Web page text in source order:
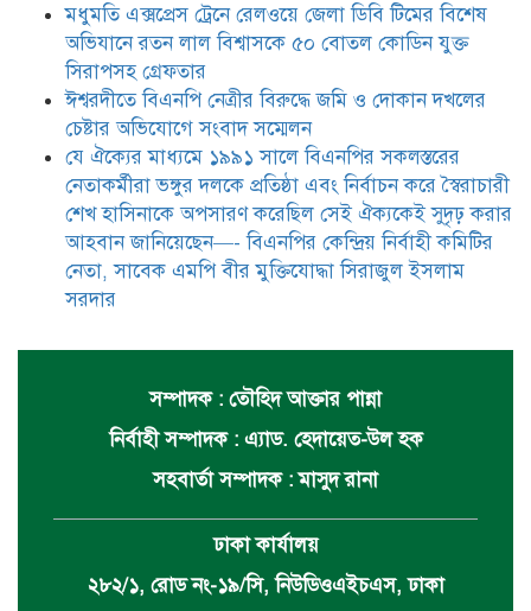
মধুমতি এক্সপ্রেস ট্রেনে রেলওয়ে জেলা ডিবি টিমের বিশেষ
অভিযানে রতন লাল বিশ্বাসকে ৫০ বোতল কোডিন যুক্ত
সিরাপসহ গ্রেফতার
ঈশ্বরদীতে বিএনপি নেত্রীর বিরুদ্ধে জমি ও দোকান দখলের
চেষ্টার অভিযোগে সংবাদ সম্মেলন
যে ঐক্যের মাধ্যমে ১৯৯১ সালে বিএনপির সকলস্তরের
নেতাকর্মীরা ভঙ্গুর দলকে প্রতিষ্ঠা এবং নির্বাচন করে স্বৈরাচারী
শেখ হাসিনাকে অপসারণ করেছিল সেই ঐক্যকেই সুদৃঢ় করার
আহবান জানিয়েছেন—- বিএনপির কেন্দ্রিয় নির্বাহী কমিটির
নেতা, সাবেক এমপি বীর মুক্তিযোদ্ধা সিরাজুল ইসলাম
সরদার
সম্পাদক : তৌহিদ আক্তার পান্না
নির্বাহী সম্পাদক : এ্যাড. হেদায়েত-উল হক
সহবার্তা সম্পাদক : মাসুদ রানা
ঢাকা কার্যালয়
২৮২/১, রোড নং-১৯/সি, নিউডিওএইচএস, ঢাকা